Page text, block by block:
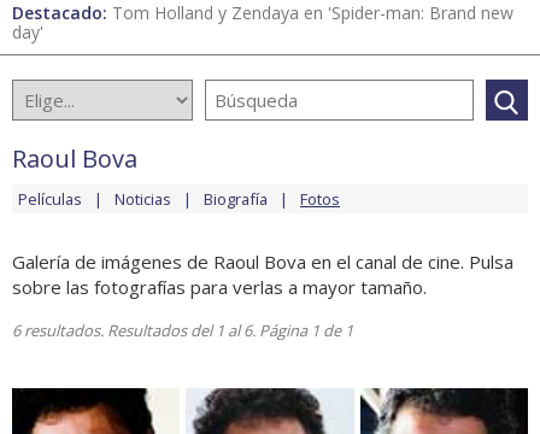
Destacado: Tom Holland y Zendaya en 'Spider-man: Brand new
day'
Raoul Bova
Películas Noticias Biografía Fotos
Galería de imágenes de Raoul Bova en el canal de cine. Pulsa
sobre las fotografías para verlas a mayor tamaño.
6 resultados. Resultados del 1 al 6. Página 1 de 1